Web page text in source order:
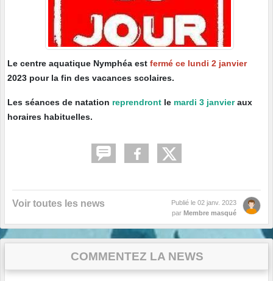
Le centre aquatique Nymphéa est fermé ce lundi 2 janvier
2023 pour la fin des vacances scolaires.
Les séances de natation reprendront le mardi 3 janvieraux
horaires habituelles.
Voir toutes les news Publié le 02 janv. 2023
par Membre masqué
COMMENTEZ LA NEWS